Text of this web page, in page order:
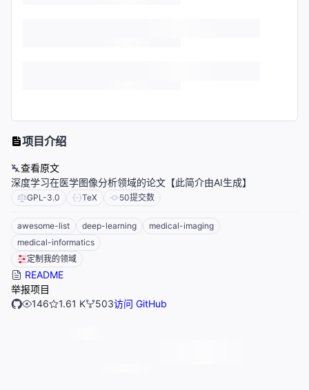
项目介绍
查看原文
深度学习在医学图像分析领域的论文【此简介由AI生成】
GPL-3.0 TeX 50提交数
awesome-list deep-learning
medical-imaging
medical-informatics
定制我的领域
README
举报项目
146
1.61 K 503访问 GitHub